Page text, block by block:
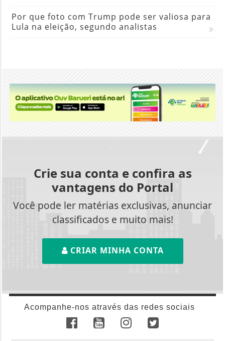
Por que foto com Trump pode ser valiosa para
Lula na eleição, segundo analistas
Crie sua conta e confira as
vantagens do Portal
Você pode ler matérias exclusivas, anunciar
classificados e muito mais!
CRIAR MINHA CONTA
Acompanhe-nos através das redes sociais